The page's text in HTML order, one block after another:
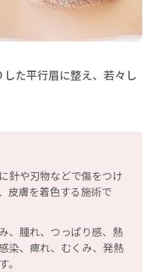
た平行眉に整え、若々し
針や刃物などで傷をつけ
皮膚を着色する施術で
、腫れ、つっぱり感、熱
染、痺れ、むくみ、発熱
。